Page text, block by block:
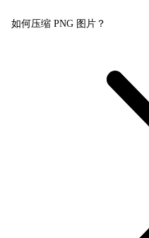
如何压缩 PNG 图片？